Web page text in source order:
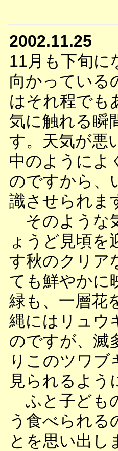
2002.11.25
11月も下旬に
向かっている
はそれ程でも
気に触れる瞬
す。天気が悪
中のようによ
のですから、
識させられま
そのような
ょうど見頃を
す秋のクリア
ても鮮やかに
緑も、一層花
縄にはリュウ
のですが、滅
りこのツワ
見られるよう
ふと子ども
う食べられる
とを思い出し